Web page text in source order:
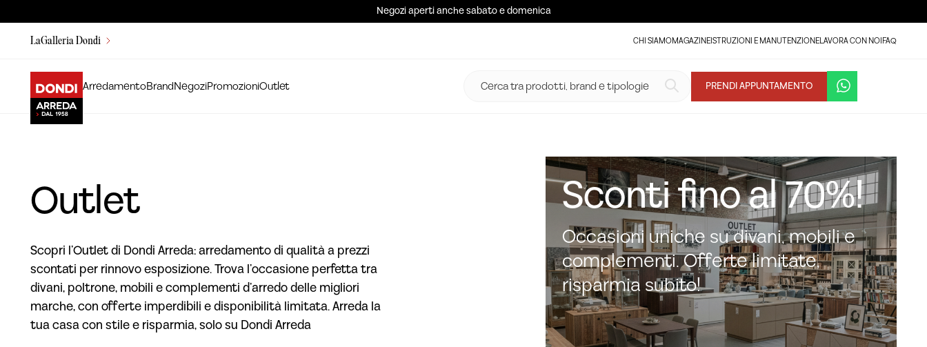
Negozi aperti anche sabato e domenica
LaGalleria Dondi CHI SIAMOMAGAZINEISTRUZIONI E MANUTENZIONELAVORA CON NOIFAQ
ArredamentoBrandNegoziPromozioniOutlet PRENDI APPUNTAMENTO
Outlet
Scopri l’Outlet di Dondi Arreda: arredamento di qualità a prezzi
scontati per rinnovo esposizione. Trova l’occasione perfetta tra
divani, poltrone, mobili e complementi d’arredo delle migliori
marche, con offerte imperdibili e disponibilità limitata. Arreda la
tua casa con stile e risparmia, solo su Dondi Arreda
Sconti fino al 70%!
Occasioni uniche su divani, mobili e
complementi. Offerte limitate,
risparmia subito!